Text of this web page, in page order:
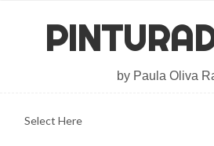
by Paula Oliva